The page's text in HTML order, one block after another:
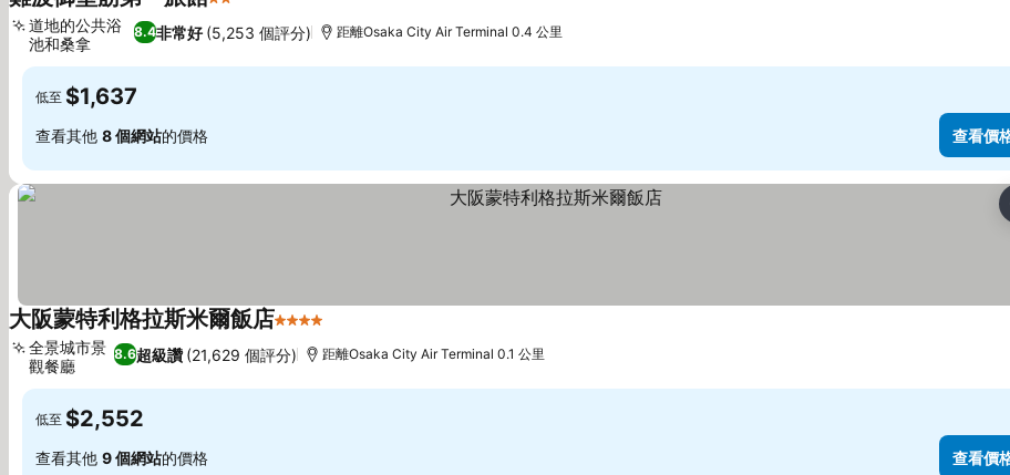
2 星級
8.4非常好 (5,253 個評分)
道地的公共浴
池和桑拿
距離Osaka City Air Terminal 0.4 公里
低至 $1,637
查看其他 8 個網站的價格 查看價
大阪蒙特利格拉斯米爾飯店4 星級
8.6超級讚 (21,629 個評分)
全景城市景
觀餐廳
距離Osaka City Air Terminal 0.1 公里
低至 $2,552
查看其他 9 個網站的價格 查看價